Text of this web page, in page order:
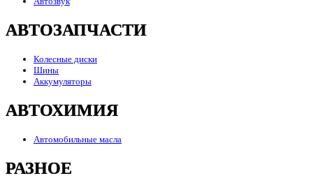
АВТОЗАПЧАСТИ
Колесные диски
Шины
Аккумуляторы
АВТОХИМИЯ
Автомобильные масла
РАЗНОЕ